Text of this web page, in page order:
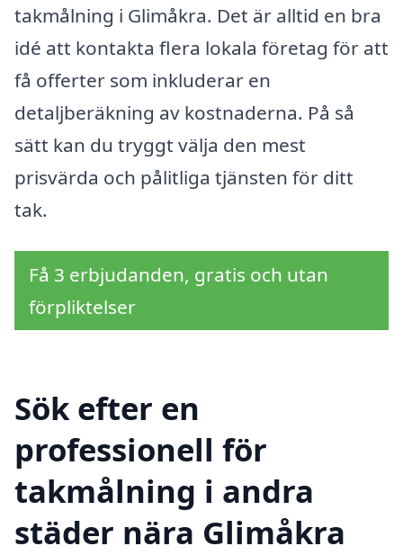
takmålning i Glimåkra. Det är alltid en bra
idé att kontakta flera lokala företag för att
få offerter som inkluderar en
detaljberäkning av kostnaderna. På så
sätt kan du tryggt välja den mest
prisvärda och pålitliga tjänsten för ditt
tak.
Få 3 erbjudanden, gratis och utan
förpliktelser
Sök efter en
professionell för
takmålning i andra
städer nära Glimåkra